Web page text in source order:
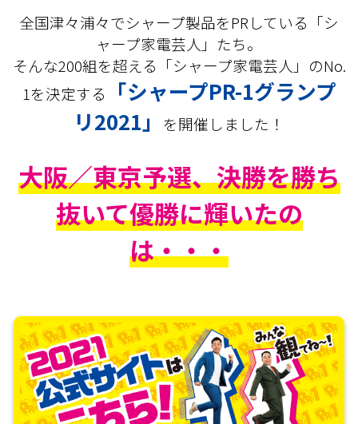
全国津々浦々でシャープ製品をPRしている「シ
ャープ家電芸人」たち。
そんな200組を超える「シャープ家電芸人」のNo.
1を決定する
「シャープPR-1グランプ
リ2021」
を開催しました！
大阪／東京予選、決勝を勝ち
抜いて優勝に輝いたの
は・・・